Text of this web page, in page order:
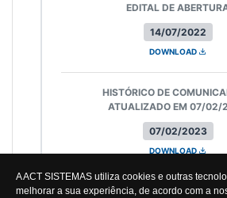
A ACT SISTEMAS utiliza cookies e outras
melhorar a sua experiência, de acordo com a
14/07/2022
EDITAL DE
DOWNLOAD
07/02/2023
HISTÓRICO DE
ATUALIZADO EM 07/02/
DOWNLOAD